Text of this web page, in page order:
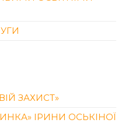
ЗАХИСТ»
ІРИНИ ОСЬКІНОЇ